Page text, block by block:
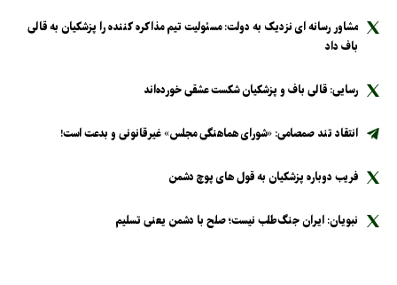
مشاور رسانه ای نزدیک به دولت: مسئولیت تیم مذاکره کننده را پزشکیان به قالی
باف داد
رسایی: قالی باف و پزشکیان شکست عشقی خورده‌اند
انتقاد تند صمصامی: «شورای هماهنگی مجلس» غیرقانونی و بدعت است!
فریب دوباره پزشکیان به قول های پوچ دشمن
نبویان: ایران جنگ‌طلب نیست؛ صلح با دشمن یعنی تسلیم